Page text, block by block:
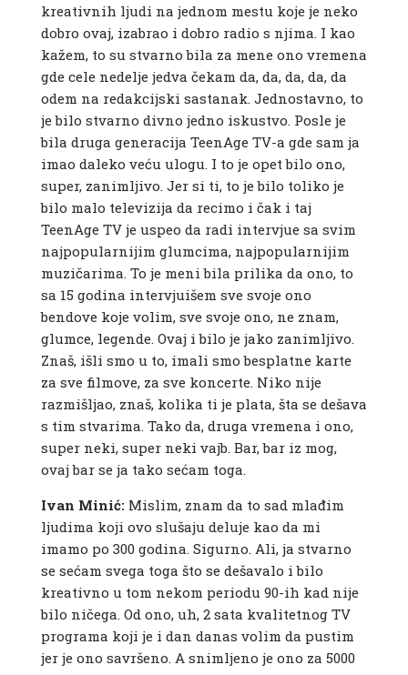
kreativnih ljudi na jednom mestu koje je neko
dobro ovaj, izabrao i dobro radio s njima. I kao
kažem, to su stvarno bila za mene ono vremena
gde cele nedelje jedva čekam da, da, da, da, da
odem na redakcijski sastanak. Jednostavno, to
je bilo stvarno divno jedno iskustvo. Posle je
bila druga generacija TeenAge TV-a gde sam ja
imao daleko veću ulogu. I to je opet bilo ono,
super, zanimljivo. Jer si ti, to je bilo toliko je
bilo malo televizija da recimo i čak i taj
TeenAge TV je uspeo da radi intervjue sa svim
najpopularnijim glumcima, najpopularnijim
muzičarima. To je meni bila prilika da ono, to
sa 15 godina intervjuišem sve svoje ono
bendove koje volim, sve svoje ono, ne znam,
glumce, legende. Ovaj i bilo je jako zanimljivo.
Znaš, išli smo u to, imali smo besplatne karte
za sve filmove, za sve koncerte. Niko nije
razmišljao, znaš, kolika ti je plata, šta se dešava
s tim stvarima. Tako da, druga vremena i ono,
super neki, super neki vajb. Bar, bar iz mog,
ovaj bar se ja tako sećam toga.
Ivan Minić: Mislim, znam da to sad mlađim
ljudima koji ovo slušaju deluje kao da mi
imamo po 300 godina. Sigurno. Ali, ja stvarno
se sećam svega toga što se dešavalo i bilo
kreativno u tom nekom periodu 90-ih kad nije
bilo ničega. Od ono, uh, 2 sata kvalitetnog TV
programa koji je i dan danas volim da pustim
jer je ono savršeno. A snimljeno je ono za 5000